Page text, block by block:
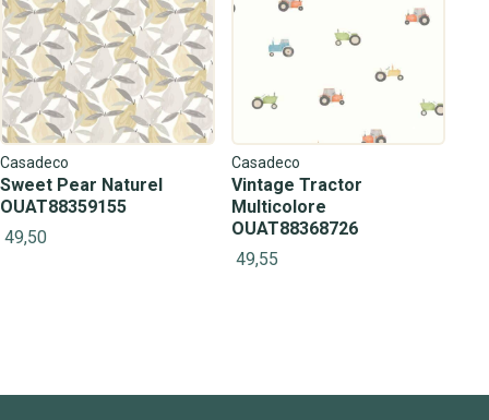
Casadeco
Sweet Pear Naturel
OUAT88359155
49,50
Casadeco
Vintage Tractor
Multicolore
OUAT88368726
49,55